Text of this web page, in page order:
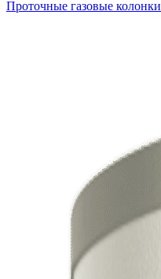
Проточные газовые колонки